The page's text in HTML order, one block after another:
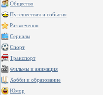
Общество
Путешествия и события
Развлечения
Сериалы
Спорт
Транспорт
Фильмы и анимация
Хобби и образование
Юмор